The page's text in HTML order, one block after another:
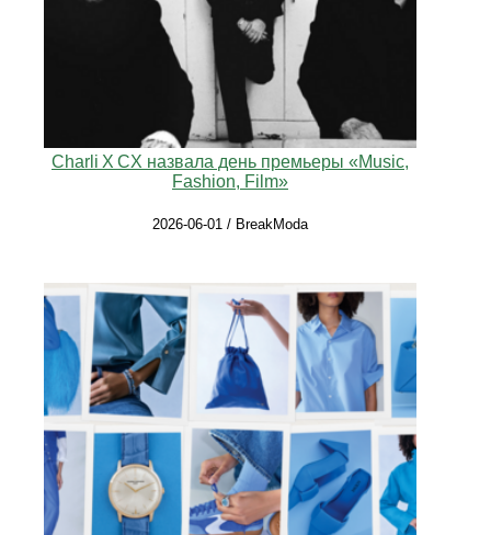
Charli X CX назвала день премьеры «Music,
Fashion, Film»
2026-06-01 / BreakModa